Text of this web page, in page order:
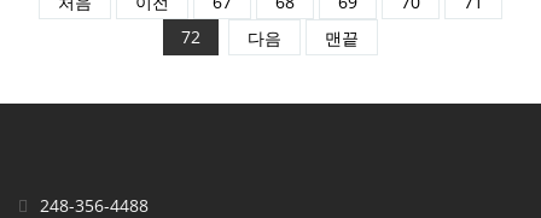
72
다음 맨끝
248-356-4488